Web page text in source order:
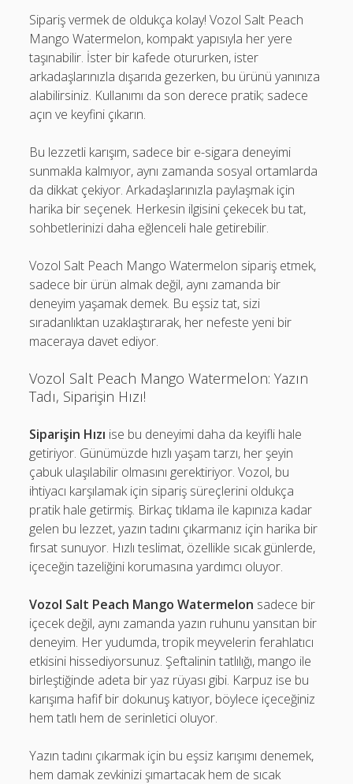
Sipariş vermek de oldukça kolay! Vozol Salt Peach
Mango Watermelon, kompakt yapısıyla her yere
taşınabilir. İster bir kafede otururken, ister
arkadaşlarınızla dışarıda gezerken, bu ürünü yanınıza
alabilirsiniz. Kullanımı da son derece pratik; sadece
açın ve keyfini çıkarın.
Bu lezzetli karışım, sadece bir e-sigara deneyimi
sunmakla kalmıyor, aynı zamanda sosyal ortamlarda
da dikkat çekiyor. Arkadaşlarınızla paylaşmak için
harika bir seçenek. Herkesin ilgisini çekecek bu tat,
sohbetlerinizi daha eğlenceli hale getirebilir.
Vozol Salt Peach Mango Watermelon sipariş etmek,
sadece bir ürün almak değil, aynı zamanda bir
deneyim yaşamak demek. Bu eşsiz tat, sizi
sıradanlıktan uzaklaştırarak, her nefeste yeni bir
maceraya davet ediyor.
Vozol Salt Peach Mango Watermelon: Yazın
Tadı, Siparişin Hızı!
Siparişin Hızı ise bu deneyimi daha da keyifli hale
getiriyor. Günümüzde hızlı yaşam tarzı, her şeyin
çabuk ulaşılabilir olmasını gerektiriyor. Vozol, bu
ihtiyacı karşılamak için sipariş süreçlerini oldukça
pratik hale getirmiş. Birkaç tıklama ile kapınıza kadar
gelen bu lezzet, yazın tadını çıkarmanız için harika bir
fırsat sunuyor. Hızlı teslimat, özellikle sıcak günlerde,
içeceğin tazeliğini korumasına yardımcı oluyor.
Vozol Salt Peach Mango Watermelon sadece bir
içecek değil, aynı zamanda yazın ruhunu yansıtan bir
deneyim. Her yudumda, tropik meyvelerin ferahlatıcı
etkisini hissediyorsunuz. Şeftalinin tatlılığı, mango ile
birleştiğinde adeta bir yaz rüyası gibi. Karpuz ise bu
karışıma hafif bir dokunuş katıyor, böylece içeceğiniz
hem tatlı hem de serinletici oluyor.
Yazın tadını çıkarmak için bu eşsiz karışımı denemek,
hem damak zevkinizi şımartacak hem de sıcak